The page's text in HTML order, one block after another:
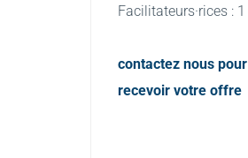
Facilitateurs·rices : 1
contactez nous pour
recevoir votre offre